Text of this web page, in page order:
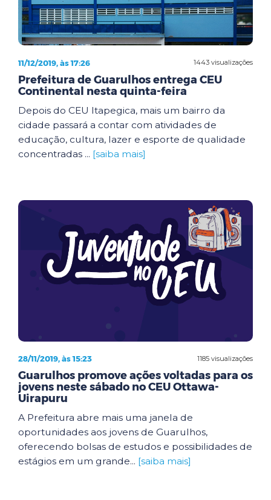
1443 visualizações
11/12/2019, às 17:26
Prefeitura de Guarulhos entrega CEU
Continental nesta quinta-feira
Depois do CEU Itapegica, mais um bairro da
cidade passará a contar com atividades de
educação, cultura, lazer e esporte de qualidade
concentradas ... [saiba mais]
1185 visualizações
28/11/2019, às 15:23
Guarulhos promove ações voltadas para os
jovens neste sábado no CEU Ottawa-
Uirapuru
A Prefeitura abre mais uma janela de
oportunidades aos jovens de Guarulhos,
oferecendo bolsas de estudos e possibilidades de
estágios em um grande... [saiba mais]